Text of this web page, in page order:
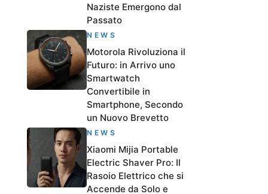
Naziste Emergono dal
Passato
NEWS
Motorola Rivoluziona il
Futuro: in Arrivo uno
Smartwatch
Convertibile in
Smartphone, Secondo
un Nuovo Brevetto
NEWS
Xiaomi Mijia Portable
Electric Shaver Pro: Il
Rasoio Elettrico che si
Accende da Solo e